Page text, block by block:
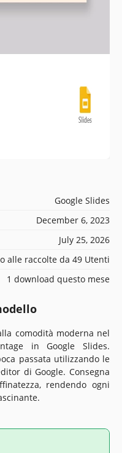
Google Slides
December 6, 2023
July 25, 2026
alle raccolte da 49 Utenti
1 download questo mese
comodità moderna nel
in Google Slides.
passata utilizzando le
di Google. Consegna
rendendo ogni